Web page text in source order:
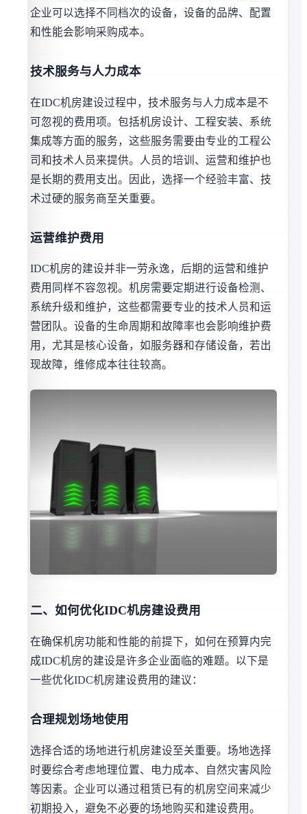
企业可以选择不同档次的设备，设备的品牌、配置
和性能会影响采购成本。
技术服务与人力成本
在IDC机房建设过程中，技术服务与人力成本是不
可忽视的费用项。包括机房设计、工程安装、系统
集成等方面的服务，这些服务需要由专业的工程公
司和技术人员来提供。人员的培训、运营和维护也
是长期的费用支出。因此，选择一个经验丰富、技
术过硬的服务商至关重要。
运营维护费用
IDC机房的建设并非一劳永逸，后期的运营和维护
费用同样不容忽视。机房需要定期进行设备检测、
系统升级和维护，这些都需要专业的技术人员和运
营团队。设备的生命周期和故障率也会影响维护费
用，尤其是核心设备，如服务器和存储设备，若出
现故障，维修成本往往较高。
二、如何优化IDC机房建设费用
在确保机房功能和性能的前提下，如何在预算内完
成IDC机房的建设是许多企业面临的难题。以下是
一些优化IDC机房建设费用的建议：
合理规划场地使用
选择合适的场地进行机房建设至关重要。场地选择
时要综合考虑地理位置、电力成本、自然灾害风险
等因素。企业可以通过租赁已有的机房空间来减少
初期投入，避免不必要的场地购买和建设费用。